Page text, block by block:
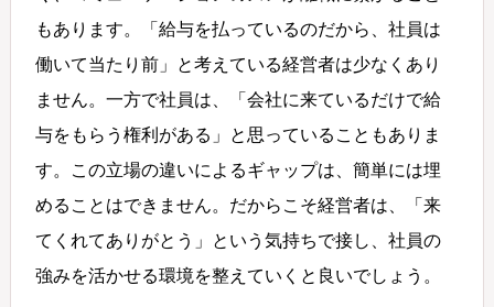
もあります。「給与を払っているのだから、社員は
働いて当たり前」と考えている経営者は少なくあり
ません。一方で社員は、「会社に来ているだけで給
与をもらう権利がある」と思っていることもありま
す。この立場の違いによるギャップは、簡単には埋
めることはできません。だからこそ経営者は、「来
てくれてありがとう」という気持ちで接し、社員の
強みを活かせる環境を整えていくと良いでしょう。